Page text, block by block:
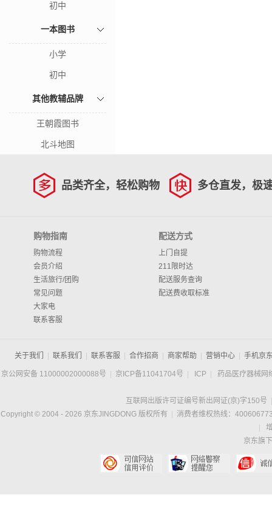
初中
一本图书
小学
初中
其他教辅品牌
王朝霞图书
北斗地图
品类齐全，轻松购物 多仓直发，极
购物指南
购物流程
会员介绍
生活旅行/团购
常见问题
大家电
联系客服
配送方式
上门自提
211限时达
配送服务查询
配送费收取标准
关于我们 联系我们 联系客服 合作招商 商家帮助 营销中心 手机京
京公网安备 11000002000088号 京ICP备11041704号 ICP 药品医疗器械网
互联网出版许可证编号新出网证(京)字150号
Copyright © 2004 - 2026 京东JINGDONG 版权所有
消费者维权热线：
京东旗